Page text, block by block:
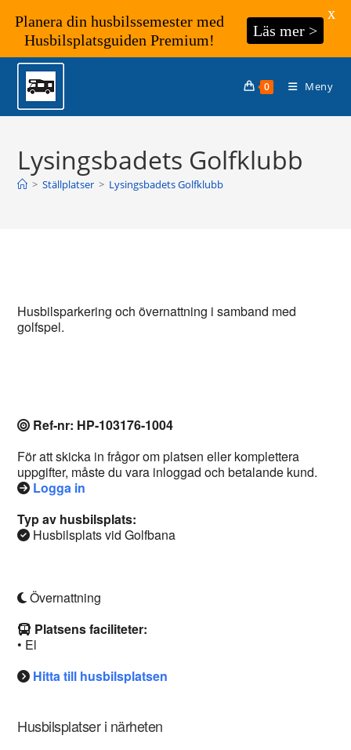
Hoppa
innehållet
0 Meny
Lysingsbadets Golfklubb
> Ställplatser > Lysingsbadets Golfklubb
Husbilsparkering och övernattning i samband med
golfspel.
Ref-nr: HP-103176-1004
För att skicka in frågor om platsen eller komplettera
uppgifter, måste du vara inloggad och betalande kund.
Logga in
Typ av husbilsplats:
Husbilsplats vid Golfbana
Övernattning
Platsens faciliteter:
• El
Hitta till husbilsplatsen
Husbilsplatser i närheten
Planera din husbilssemester med
Husbilsplatsguiden Premium!
Läs mer >
X